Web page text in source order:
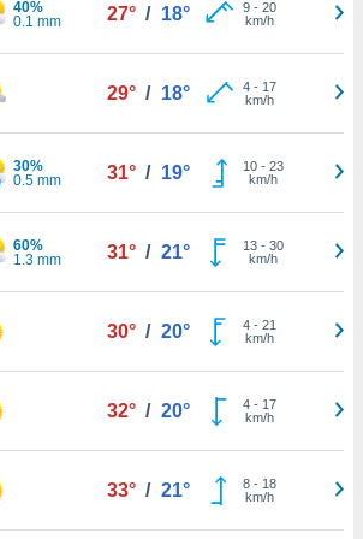
40%
0.1 mm
27° / 18° 9- 20
km/h
29° / 18° 4- 17
km/h
30%
0.5 mm
31° / 19° 10- 23
km/h
60%
1.3 mm
31° / 21° 13- 30
km/h
30° / 20° 4- 21
km/h
32° / 20° 4- 17
km/h
33° / 21° 8- 18
km/h